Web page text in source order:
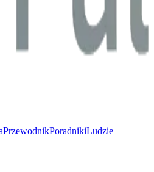
PrzewodnikPoradnikiLudzie